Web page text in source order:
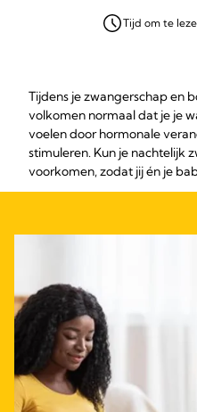
Tijd om te
Tijdens je zwangerschap en
volkomen normaal dat je je
voelen door hormonale
stimuleren. Kun je nachtelijk
voorkomen, zodat jij én je